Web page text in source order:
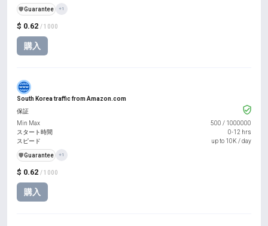
$ 0.62 / 1000
購入
️🛡️Guarantee +1
South Korea traffic from Amazon.com
$ 0.62 / 1000
購入
保証
Min Max
500 / 1000000
スタート時間
0-12 hrs
スピード
up to 10K / day
️🛡️Guarantee +1